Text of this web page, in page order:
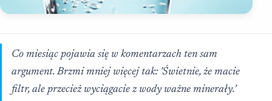
Co miesiąc pojawia się w komentarzach ten sam
argument. Brzmi mniej więcej tak: 'Świetnie, że macie
filtr, ale przecież wyciągacie z wody ważne minerały.’